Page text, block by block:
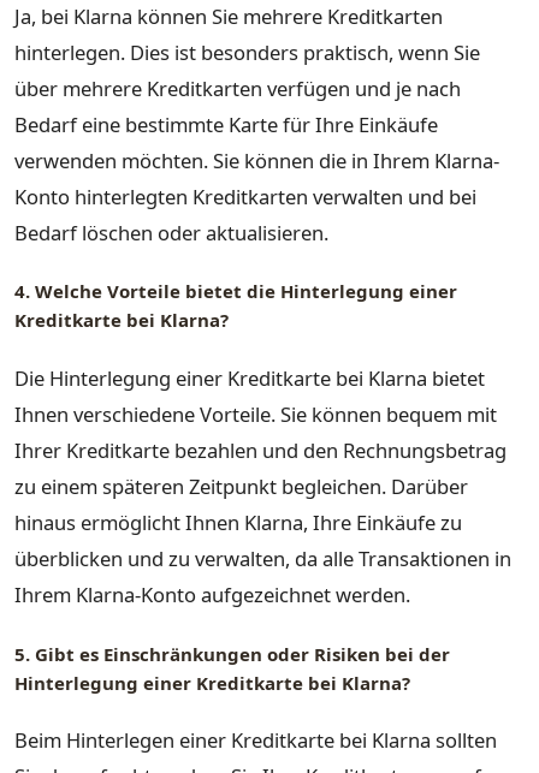
Ja, bei Klarna können Sie mehrere Kreditkarten
hinterlegen. Dies ist besonders praktisch, wenn Sie
über mehrere Kreditkarten verfügen und je nach
Bedarf eine bestimmte Karte für Ihre Einkäufe
verwenden möchten. Sie können die in Ihrem Klarna-
Konto hinterlegten Kreditkarten verwalten und bei
Bedarf löschen oder aktualisieren.
4. Welche Vorteile bietet die Hinterlegung einer
Kreditkarte bei Klarna?
Die Hinterlegung einer Kreditkarte bei Klarna bietet
Ihnen verschiedene Vorteile. Sie können bequem mit
Ihrer Kreditkarte bezahlen und den Rechnungsbetrag
zu einem späteren Zeitpunkt begleichen. Darüber
hinaus ermöglicht Ihnen Klarna, Ihre Einkäufe zu
überblicken und zu verwalten, da alle Transaktionen in
Ihrem Klarna-Konto aufgezeichnet werden.
5. Gibt es Einschränkungen oder Risiken bei der
Hinterlegung einer Kreditkarte bei Klarna?
Beim Hinterlegen einer Kreditkarte bei Klarna sollten